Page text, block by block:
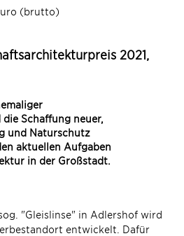
(brutto)
2021,
Schaffung neuer,
und Naturschutz
aktuellen Aufgaben
in der Großstadt.
"Gleislinse" in Adlershof wird
entwickelt. Dafür